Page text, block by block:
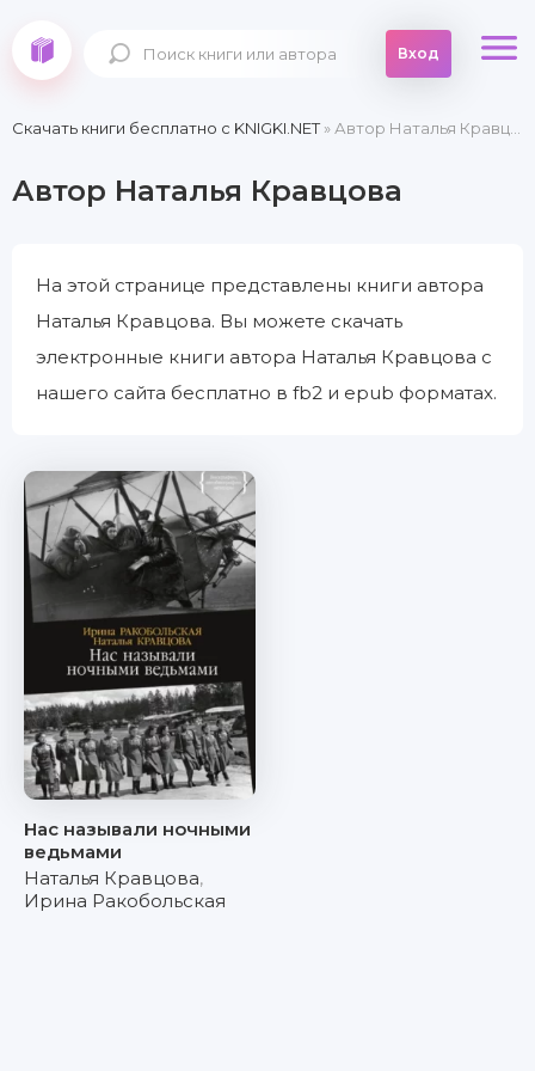
Вход
Скачать книги бесплатно c KNIGKI.NET» Автор Наталья Кравцова
Автор Наталья Кравцова
На этой странице представлены книги автора
Наталья Кравцова. Вы можете скачать
электронные книги автора Наталья Кравцова с
нашего сайта бесплатно в fb2 и epub форматах.
Нас называли ночными
ведьмами
Наталья Кравцова,
Ирина Ракобольская